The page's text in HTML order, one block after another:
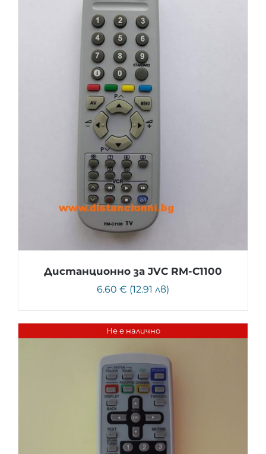
Дистанционно за JVC RM-C1100
6.60 € (12.91 лв)
Не е налично